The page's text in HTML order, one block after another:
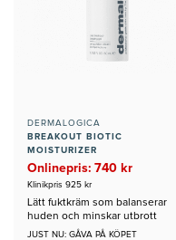
DERMALOGICA
BREAKOUT BIOTIC
MOISTURIZER
Onlinepris: 740 kr
Klinikpris 925 kr
Lätt fuktkräm som balanserar
huden och minskar utbrott
JUST NU: GÅVA PÅ KÖPET